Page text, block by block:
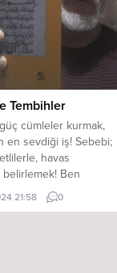
Tembihler
güç cümleler kurmak,
en sevdiği iş! Sebebi;
havas
Ben
diyor! Avam
hiç sevmediği
21:58 0